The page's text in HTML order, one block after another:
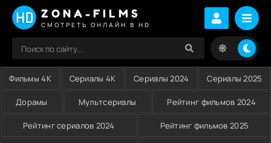
ZONA-FILMS
СМОТРЕТЬ ОНЛАЙН В HD
Фильмы 4K Сериалы 4K Сериалы 2024 Сериалы 2025
Дорамы Мультсериалы Рейтинг фильмов 2024
Рейтинг сериалов 2024 Рейтинг фильмов 2025